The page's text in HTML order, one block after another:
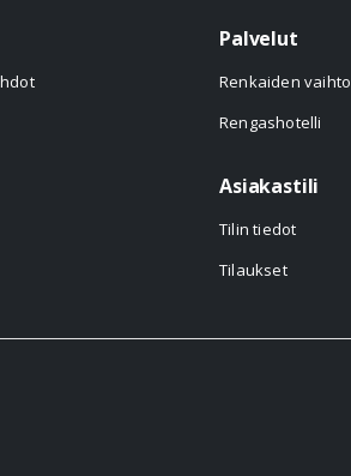
Palvelut
Renkaiden vaihto
Rengashotelli
Asiakastili
Tilin tiedot
Tilaukset